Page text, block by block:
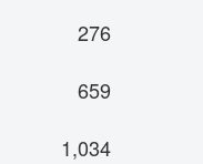
276
659
1,034